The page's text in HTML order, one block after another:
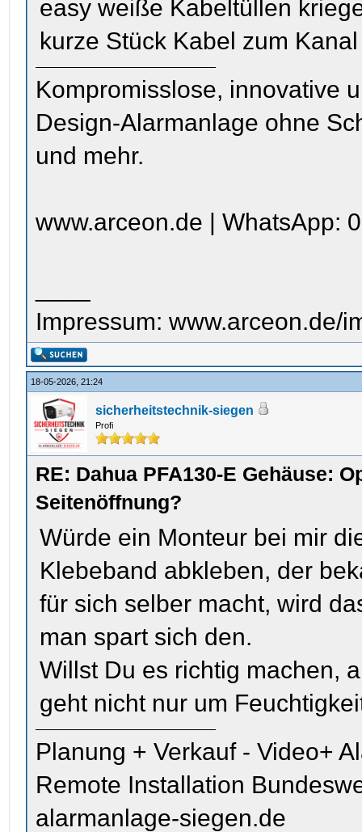
easy weiße Kabeltüllen
kurze Stück Kabel zum
Kompromisslose, innovative
Design-Alarmanlage ohne
und mehr.
www.arceon.de | WhatsApp:
Impressum: www.arceon.de/
18-05-2026, 21:24
sicherheitstechnik-siegen
Profi
RE: Dahua PFA130-E Gehäuse:
Seitenöffnung?
Würde ein Monteur bei mir
Klebeband abkleben, der
für sich selber macht, wird
man spart sich den.
Willst Du es richtig machen,
geht nicht nur um
Planung + Verkauf - Video+
Remote Installation
alarmanlage-siegen.de